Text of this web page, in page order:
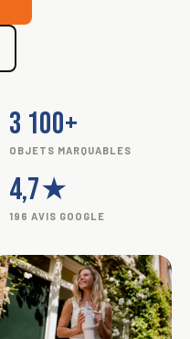
3 100+
OBJETS MARQUABLES
4,7★
196 AVIS GOOGLE